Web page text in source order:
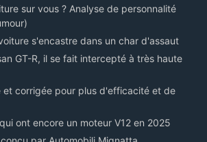
sur vous ? Analyse de personnalité
s'encastre dans un char d'assaut
GT-R, il se fait intercepté à très haute
et corrigée pour plus d'efficacité et de
ont encore un moteur V12 en 2025